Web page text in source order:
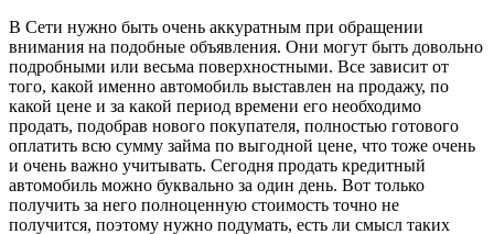
В Сети нужно быть очень аккуратным при обращении
внимания на подобные объявления. Они могут быть довольно
подробными или весьма поверхностными. Все зависит от
того, какой именно автомобиль выставлен на продажу, по
какой цене и за какой период времени его необходимо
продать, подобрав нового покупателя, полностью готового
оплатить всю сумму займа по выгодной цене, что тоже очень
и очень важно учитывать. Сегодня продать кредитный
автомобиль можно буквально за один день. Вот только
получить за него полноценную стоимость точно не
получится, поэтому нужно подумать, есть ли смысл таких